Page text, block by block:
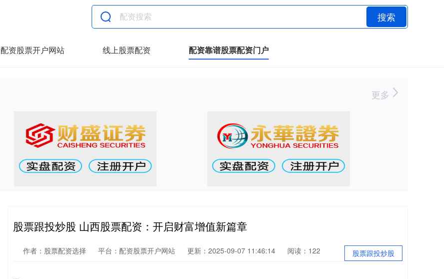
搜索
配资股票开户网站 线上股票配资 配资靠谱股票配资门户
更多
股票跟投炒股 山西股票配资：开启财富增值新篇章
股票跟投炒股
作者：股票配资选择 平台：配资股票开户网站 更新：2025-09-07 11:46:14 阅读：122